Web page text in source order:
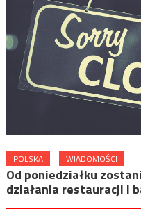
POLSKA WIADOMOŚCI
Od poniedziałku
działania restauracji i